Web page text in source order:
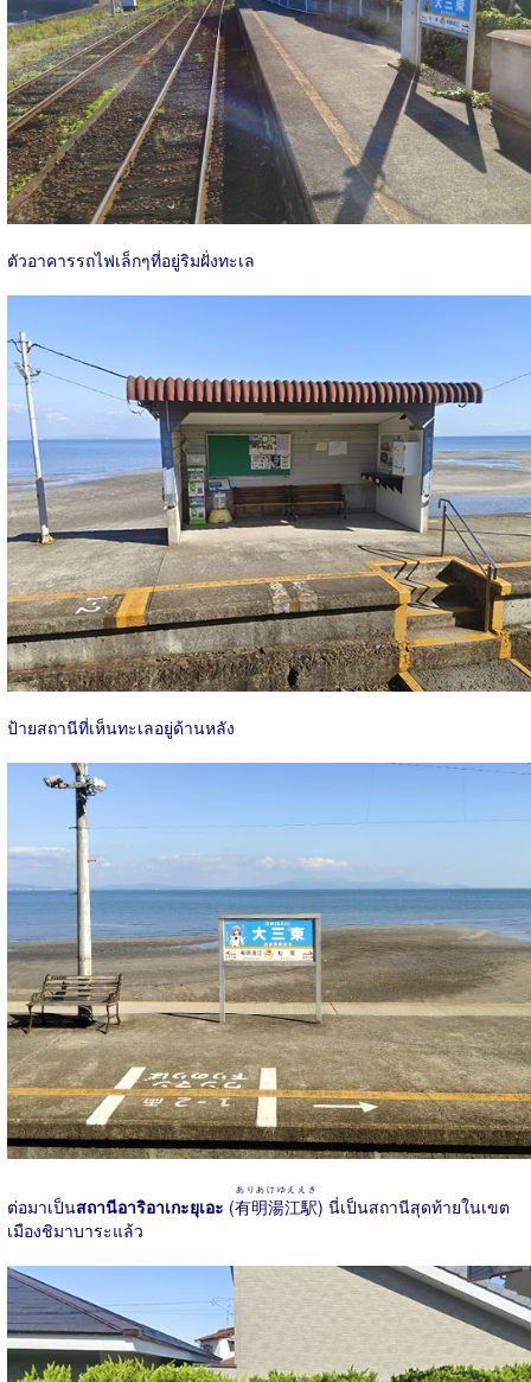
ตัวอาคารรถไฟเล็กๆที่อยู่ริมฝั่งทะเล
ป้ายสถานีที่เห็นทะเลอยู่ด้านหลัง
ต่อมาเป็นสถานีอาริอาเกะยุเอะ (有明湯江駅
ありあけゆええき
) นี่เป็นสถานีสุดท้ายในเขต
เมืองชิมาบาระแล้ว